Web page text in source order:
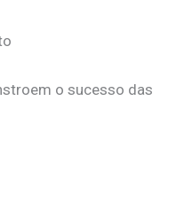
o sucesso das